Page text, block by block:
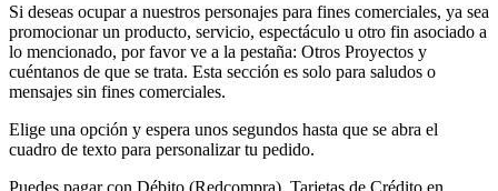
Si deseas ocupar a nuestros personajes para fines comerciales, ya sea
promocionar un producto, servicio, espectáculo u otro fin asociado a
lo mencionado, por favor ve a la pestaña: Otros Proyectos y
cuéntanos de que se trata. Esta sección es solo para saludos o
mensajes sin fines comerciales.
Elige una opción y espera unos segundos hasta que se abra el
cuadro de texto para personalizar tu pedido.
Puedes pagar con Débito (Redcompra). Tarjetas de Crédito en